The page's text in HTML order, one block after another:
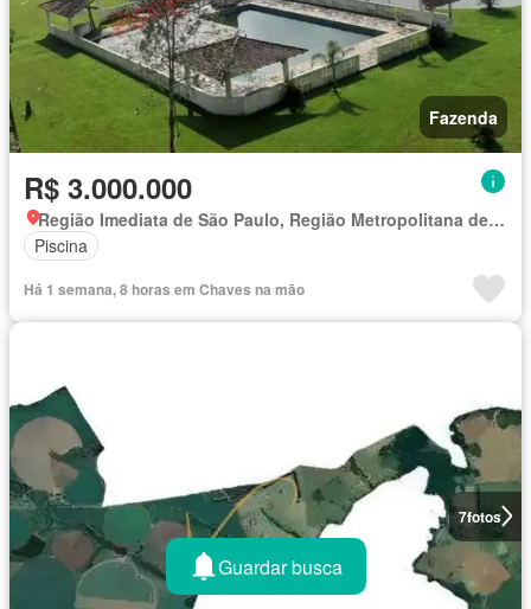
Fazenda
R$ 3.000.000
Região Imediata de São Paulo, Região Metropolitana de São Paulo
Piscina
Há 1 semana, 8 horas em Chaves na mão
7fotos
Guardar busca